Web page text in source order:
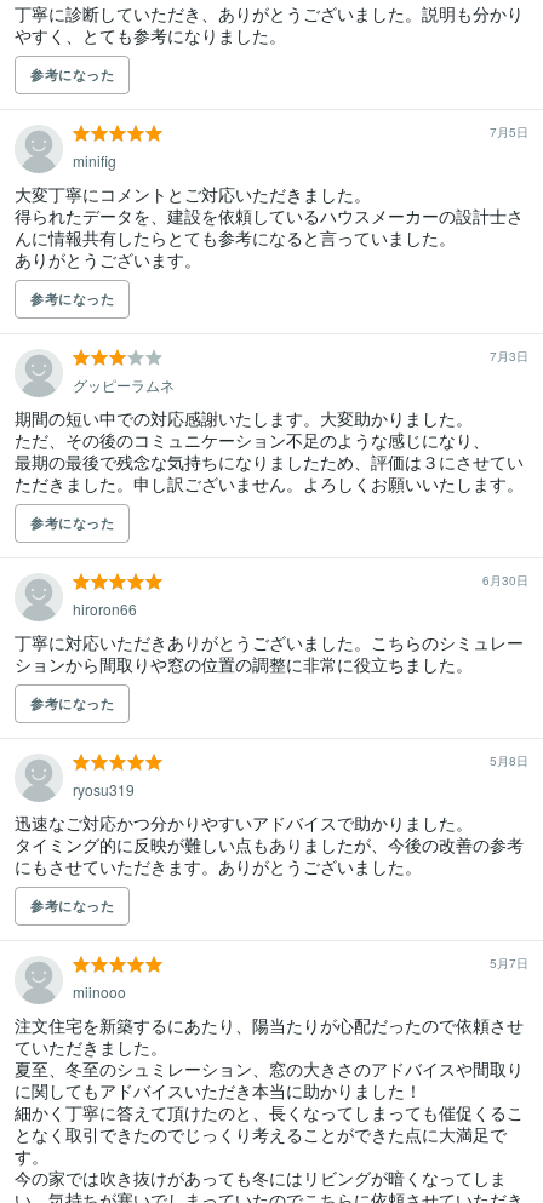
丁寧に診断していただき、ありがとうございました。説明も分かり
やすく、とても参考になりました。
参考になった
7月5日
minifig
大変丁寧にコメントとご対応いただきました。
得られたデータを、建設を依頼しているハウスメーカーの設計士さ
んに情報共有したらとても参考になると言っていました。
ありがとうございます。
参考になった
7月3日
グッピーラムネ
期間の短い中での対応感謝いたします。大変助かりました。
ただ、その後のコミュニケーション不足のような感じになり、
最期の最後で残念な気持ちになりましたため、評価は３にさせてい
ただきました。申し訳ございません。よろしくお願いいたします。
参考になった
6月30日
hiroron66
丁寧に対応いただきありがとうございました。こちらのシミュレー
ションから間取りや窓の位置の調整に非常に役立ちました。
参考になった
5月8日
ryosu319
迅速なご対応かつ分かりやすいアドバイスで助かりました。
タイミング的に反映が難しい点もありましたが、今後の改善の参考
にもさせていただきます。ありがとうございました。
参考になった
5月7日
miinooo
注文住宅を新築するにあたり、陽当たりが心配だったので依頼させ
ていただきました。
夏至、冬至のシュミレーション、窓の大きさのアドバイスや間取り
に関してもアドバイスいただき本当に助かりました！
細かく丁寧に答えて頂けたのと、長くなってしまっても催促くるこ
となく取引できたのでじっくり考えることができた点に大満足で
す。
今の家では吹き抜けがあっても冬にはリビングが暗くなってしま